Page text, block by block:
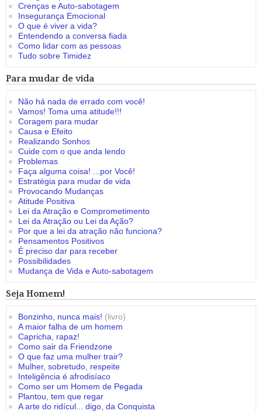
Crenças e Auto-sabotagem
Insegurança Emocional
O que é viver a vida?
Entendendo a conversa fiada
Como lidar com as pessoas
Tudo sobre Timidez
Para mudar de vida
Não há nada de errado com você!
Vamos! Toma uma atitude!!!
Coragem para mudar
Causa e Efeito
Realizando Sonhos
Cuide com o que anda lendo
Problemas
Faça alguma coisa! ...por Você!
Estratégia para mudar de vida
Provocando Mudanças
Atitude Positiva
Lei da Atração e Comprometimento
Lei da Atração ou Lei da Ação?
Por que a lei da atração não funciona?
Pensamentos Positivos
É preciso dar para receber
Possibilidades
Mudança de Vida e Auto-sabotagem
Seja Homem!
Bonzinho, nunca mais! (livro)
A maior falha de um homem
Capricha, rapaz!
Como sair da Friendzone
O que faz uma mulher trair?
Mulher, sobretudo, respeite
Inteligência é afrodisíaco
Como ser um Homem de Pegada
Plantou, tem que regar
A arte do ridícul... digo, da Conquista